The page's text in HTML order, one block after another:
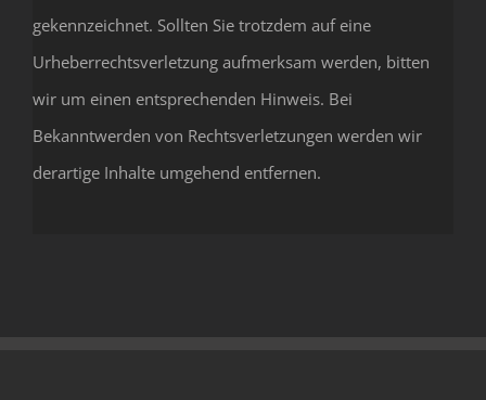
gekennzeichnet. Sollten Sie trotzdem auf eine
Urheberrechtsverletzung aufmerksam werden, bitten
wir um einen entsprechenden Hinweis. Bei
Bekanntwerden von Rechtsverletzungen werden wir
derartige Inhalte umgehend entfernen.